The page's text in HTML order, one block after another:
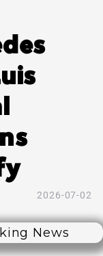
2026-07-02